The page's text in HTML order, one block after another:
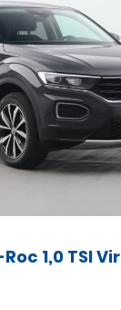
1,0 TSI